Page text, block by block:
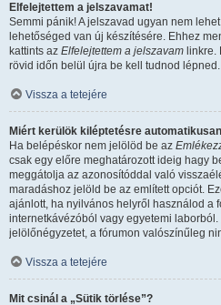
Elfelejtettem a jelszavamat!
Semmi pánik! A jelszavad ugyan nem
lehetőséged van új készítésére. Ehhez
kattints az Elfelejtettem a jelszavam linkre.
rövid időn belül újra be kell tudnod lépned.
Vissza a tetejére
Miért kerülök kiléptetésre
Ha belépéskor nem jelölöd be az
csak egy előre meghatározott ideig hagy
meggátolja az azonosítóddal való
maradáshoz jelöld be az említett opciót.
ajánlott, ha nyilvános helyről használod a
internetkávézóból vagy egyetemi
jelölőnégyzetet, a fórumon valószínűleg
Vissza a tetejére
Mit csinál a „Sütik törlése”?